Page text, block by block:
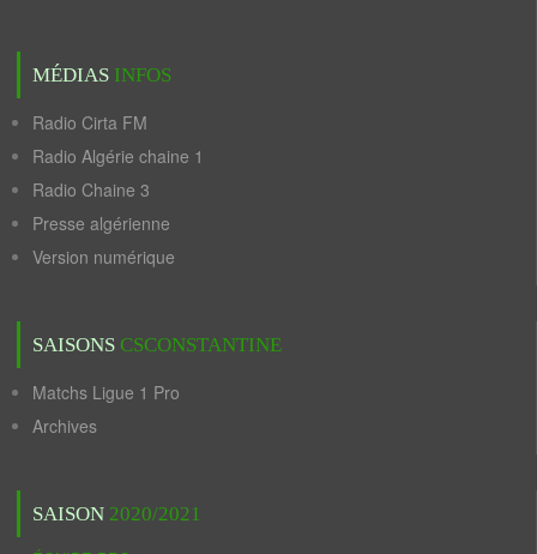
MÉDIAS INFOS
Radio Cirta FM
Radio Algérie chaine 1
Radio Chaine 3
Presse algérienne
Version numérique
SAISONS CSCONSTANTINE
Matchs Ligue 1 Pro
Archives
SAISON 2020/2021